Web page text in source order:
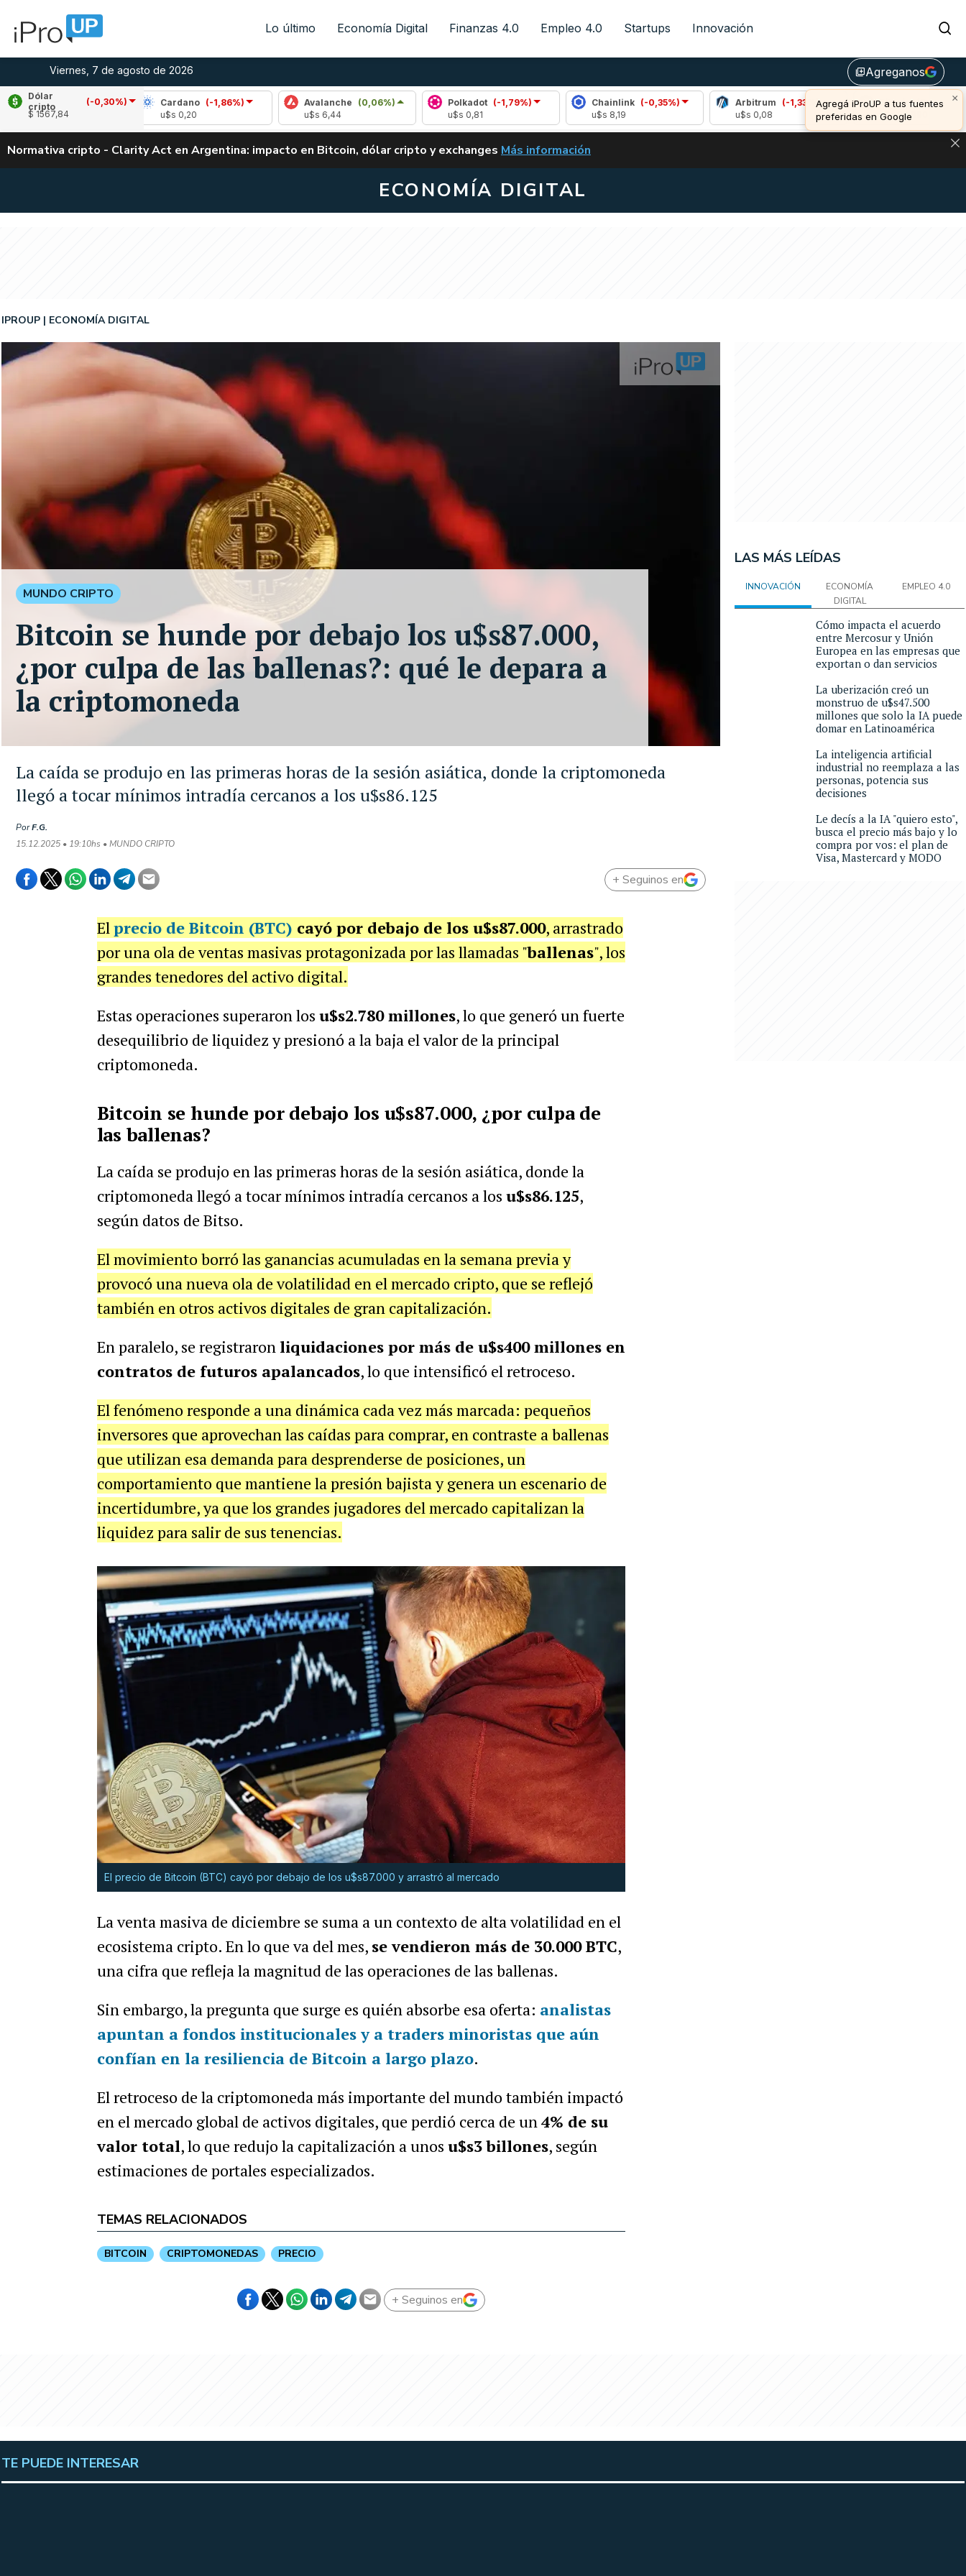
Lo último Economía Digital Finanzas 4.0 Empleo 4.0 Startups Innovación
Viernes, 7 de agosto de 2026 library_addAgreganos
×
Agregá iProUP a tus fuentes
preferidas en Google
Dólar
cripto
(-0,30%)
$ 1567,84
(-1,31%)
Cardano (-1,86%)
Avalanche (0,06%)
Polkadot (-1,79%)
Chainlink
(-0,35%)
Arbitrum
(-1,33%)
Bitcoin
(0,82%)
u$s 64.890,00
Normativa cripto - Clarity Act en Argentina: impacto en Bitcoin, dólar cripto y exchanges CLARITY ACT EN ARGENTINA: IMPACTO EN BITCOIN, DÓLAR CRIPTO Y EXCHANGES
Más información
ECONOMÍA DIGITAL
La caída se produjo en las primeras horas de la sesión asiática, donde la criptomoneda
llegó a tocar mínimos intradía cercanos a los u$s86.125
IPROUP ECONOMÍA DIGITAL
PorF.G.
15.12.2025 • 19:10hs • MUNDO CRIPTO
MUNDO CRIPTO
Bitcoin se hunde por debajo los u$s87.000,
¿por culpa de las ballenas?: qué le depara a
la criptomoneda
+ Seguinos en
Elprecio de Bitcoin (BTC) cayó por debajo de los u$s87.000, arrastrado
por una ola de ventas masivas protagonizada por las llamadas "ballenas", los
grandes tenedores del activo digital.
Estas operaciones superaron los u$s2.780 millones, lo que generó un fuerte
desequilibrio de liquidez y presionó a la baja el valor de la principal
criptomoneda.
Bitcoin se hunde por debajo los u$s87.000, ¿por culpa de
las ballenas?
La caída se produjo en las primeras horas de la sesión asiática, donde la
criptomoneda llegó a tocar mínimos intradía cercanos a los u$s86.125,
según datos de Bitso.
El movimiento borró las ganancias acumuladas en la semana previa y
provocó una nueva ola de volatilidad en el mercado cripto, que se reflejó
también en otros activos digitales de gran capitalización.
En paralelo, se registraronliquidaciones por más de u$s400 millones en
contratos de futuros apalancados, lo que intensificó el retroceso.
El fenómeno responde a una dinámica cada vez más marcada: pequeños
inversores que aprovechan las caídas para comprar, en contraste a ballenas
que utilizan esa demanda para desprenderse de posiciones, un
comportamiento que mantiene la presión bajista y genera un escenario de
incertidumbre, ya que los grandes jugadores del mercado capitalizan la
liquidez para salir de sus tenencias.
El precio de Bitcoin (BTC) cayó por debajo de los u$s87.000 y arrastró al mercado
La venta masiva de diciembre se suma a un contexto de alta volatilidad en el
ecosistema cripto. En lo que va del mes, se vendieron más de 30.000 BTC,
una cifra que refleja la magnitud de las operaciones de las ballenas.
Sin embargo, la pregunta que surge es quién absorbe esa oferta: analistas
apuntan a fondos institucionales y a traders minoristas que aún
confían en la resiliencia de Bitcoin a largo plazo.
El retroceso de la criptomoneda más importante del mundo también impactó
en el mercado global de activos digitales, que perdió cerca de un4% de su
valor total, lo que redujo la capitalización a unos u$s3 billones, según
estimaciones de portales especializados.
TEMAS RELACIONADOS
BITCOIN CRIPTOMONEDAS PRECIO
+ Seguinos en
LAS MÁS LEÍDAS
INNOVACIÓN
ECONOMÍA
DIGITAL
EMPLEO 4.0
Cómo impacta el acuerdo
entre Mercosur y Unión
Europea en las empresas que
exportan o dan servicios
La uberización creó un
monstruo de u$s47.500
millones que solo la IA puede
domar en Latinoamérica
La inteligencia artificial
industrial no reemplaza a las
personas, potencia sus
decisiones
Le decís a la IA "quiero esto",
busca el precio más bajo y lo
compra por vos: el plan de
Visa, Mastercard y MODO
TE PUEDE INTERESAR